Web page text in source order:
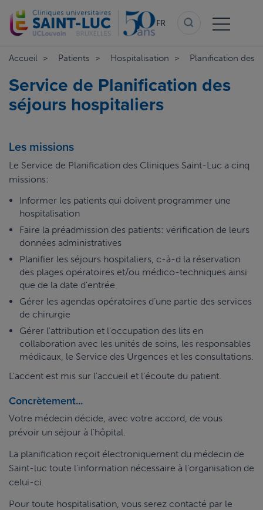
au
contenu
FR
Accueil Patients Hospitalisation Planification des
Service de Planification des
séjours hospitaliers
Les missions
Le Service de Planification des Cliniques Saint-Luc a cinq
missions:
Informer les patients qui doivent programmer une
hospitalisation
Faire la préadmission des patients: vérification de leurs
données administratives
Planifier les séjours hospitaliers, c-à-d la réservation
des plages opératoires et/ou médico-techniques ainsi
que de la date d'entrée
Gérer les agendas opératoires d’une partie des services
de chirurgie
Gérer l'attribution et l'occupation des lits en
collaboration avec les unités de soins, les responsables
médicaux, le Service des Urgences et les consultations.
L'accent est mis sur l'accueil et l'écoute du patient.
Concrètement...
Votre médecin décide, avec votre accord, de vous
prévoir un séjour à l'hôpital.
La planification reçoit électroniquement du médecin de
Saint-luc toute l’information nécessaire à l’organisation de
celui-ci.
Pour toute hospitalisation, vous serez contacté par le